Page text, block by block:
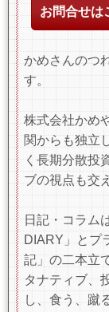
お問合せは
かめさんのつ
す。
株式会社かめ
関からも独立
く長期分散投
ブの視点も交
日記・コラム
DIARY」とプ
記」の二本立
タナティブ、
し、食う、蹴